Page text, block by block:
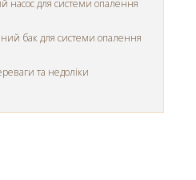
насос для системи опалення
бак для системи опалення
та недоліки